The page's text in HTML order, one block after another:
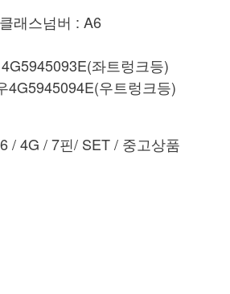
클래스넘버 : A6
좌트렁크등)
4G5945094E(우트렁크등)
/ 4G / 7핀/ SET / 중고상품